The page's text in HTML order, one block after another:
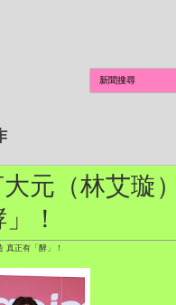
大元（林艾璇
！
真正有「酵」！